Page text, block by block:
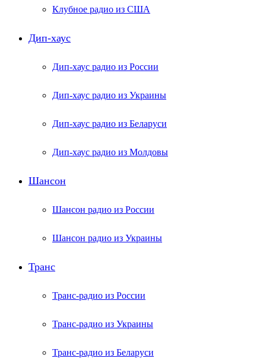
Клубное радио из США
Дип-хаус
Дип-хаус радио из России
Дип-хаус радио из Украины
Дип-хаус радио из Беларуси
Дип-хаус радио из Молдовы
Шансон
Шансон радио из России
Шансон радио из Украины
Транс
Транс-радио из России
Транс-радио из Украины
Транс-радио из Беларуси